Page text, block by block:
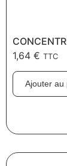
1,64 € TTC
Ajouter au